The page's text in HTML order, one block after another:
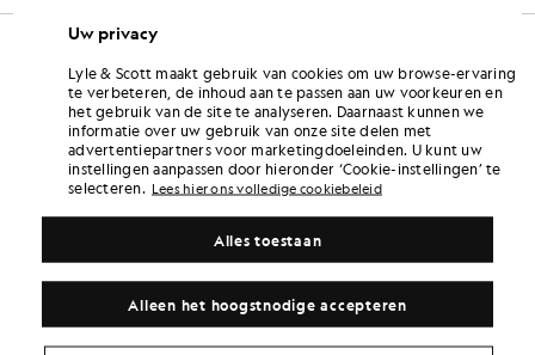
Uw privacy
Lyle & Scott maakt gebruik van cookies om uw browse-ervaring
te verbeteren, de inhoud aan te passen aan uw voorkeuren en
het gebruik van de site te analyseren. Daarnaast kunnen we
informatie over uw gebruik van onze site delen met
advertentiepartners voor marketingdoeleinden. U kunt uw
instellingen aanpassen door hieronder ‘Cookie-instellingen’ te
selecteren. Lees hier ons volledige cookiebeleid
Alleen het hoogstnodige accepteren
Alles toestaan